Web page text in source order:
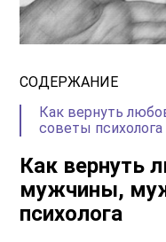
СОДЕРЖАНИЕ
Как вернуть
советы психолога
Как вернуть
мужчины,
психолога